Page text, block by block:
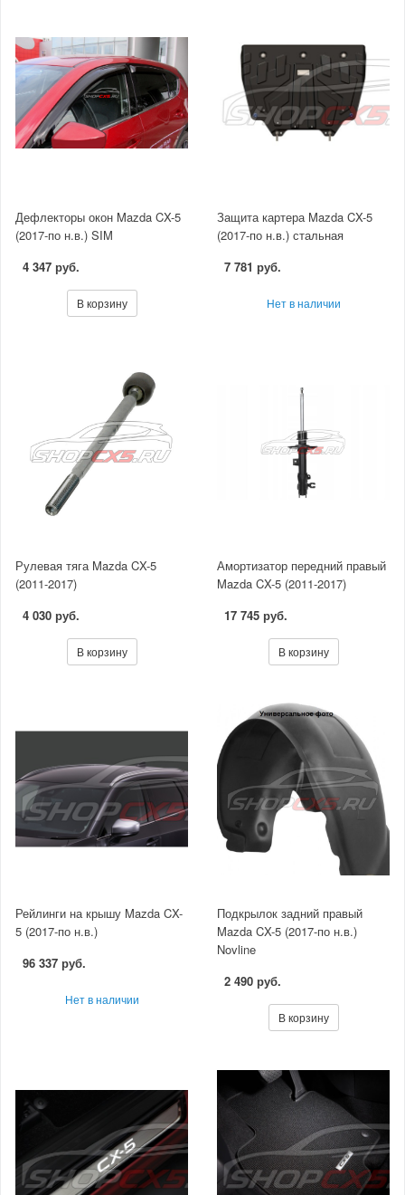
Дефлекторы окон Mazda CX-5
(2017-по н.в.) SIM
4 347 руб.
В корзину
Защита картера Mazda CX-5
(2017-по н.в.) стальная
7 781 руб.
Нет в наличии
Рулевая тяга Mazda CX-5
(2011-2017)
4 030 руб.
В корзину
Амортизатор передний правый
Mazda CX-5 (2011-2017)
17 745 руб.
В корзину
Рейлинги на крышу Mazda CX-
5 (2017-по н.в.)
96 337 руб.
Нет в наличии
Подкрылок задний правый
Mazda CX-5 (2017-по н.в.)
Novline
2 490 руб.
В корзину